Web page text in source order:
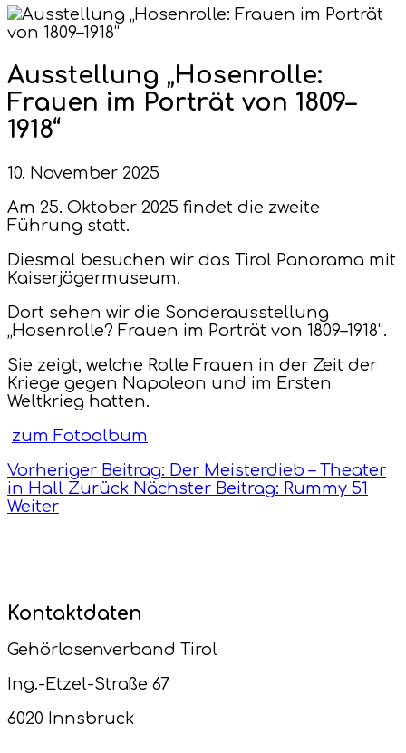
Ausstellung „Hosenrolle:
Frauen im Porträt von 1809–
1918“
10. November 2025
Am 25. Oktober 2025 findet die zweite
Führung statt.
Diesmal besuchen wir das Tirol Panorama mit
Kaiserjägermuseum.
Dort sehen wir die Sonderausstellung
„Hosenrolle? Frauen im Porträt von 1809–1918“.
Sie zeigt, welche Rolle Frauen in der Zeit der
Kriege gegen Napoleon und im Ersten
Weltkrieg hatten.
zum Fotoalbum
Vorheriger Beitrag: Der Meisterdieb – Theater
in Hall Zurück Nächster Beitrag: Rummy 51
Weiter
Kontaktdaten
Gehörlosenverband Tirol
Ing.-Etzel-Straße 67
6020 Innsbruck